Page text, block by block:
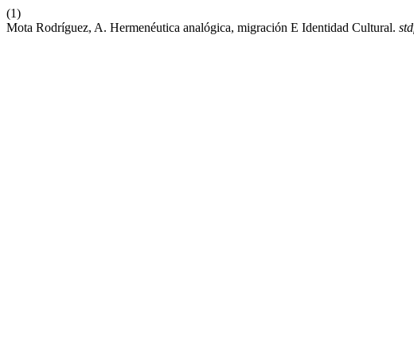
(1)
Mota Rodríguez, A. Hermenéutica analógica, migración E Identidad Cultural.